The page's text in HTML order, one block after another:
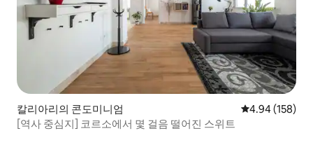
칼리아리의 콘도미니엄 평점 4.94점(5
4.94 (158)
[역사 중심지] 코르소에서 몇 걸음 떨어진 스위트